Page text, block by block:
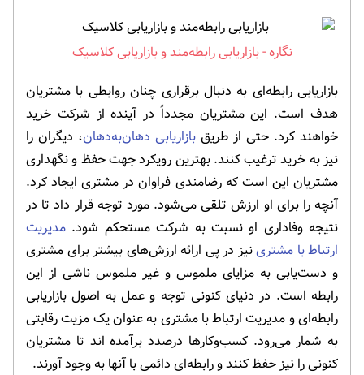
بازاریابی رابطه‌مند و بازاریابی کلاسیک
بازاریابی رابطه‌ای به دنبال برقراری چنان روابطی با مشتریان
هدف است. این مشتریان مجدداً در آینده از شرکت خرید
خواهند کرد. حتی از طریق بازاریابی دهان‌به‌دهان، دیگران را
نیز به خرید ترغیب کنند. بهترین رویکرد جهت حفظ و نگهداری
مشتریان این است که رضامندی فراوان در مشتری ایجاد کرد.
آنچه را برای او ارزش تلقی می‌شود. مورد توجه قرار داد تا در
نتیجه وفاداری او نسبت به شرکت مستحکم شود. مدیریت
ارتباط با مشترینیز در پی ارائه ارزش‌های بیشتر برای مشتری
و دست‌یابی به مزایای ملموس و غیر ملموس ناشی از این
رابطه است. در دنیای کنونی توجه و عمل به اصول بازاریابی
رابطه‌ای و مدیریت ارتباط با مشتری به عنوان یک مزیت رقابتی
به شمار می‌رود. کسب‌وکارها درصدد برآمده اند تا مشتریان
کنونی را نیز حفظ کنند و رابطه‌ای دائمی با آنها به وجود آورند.